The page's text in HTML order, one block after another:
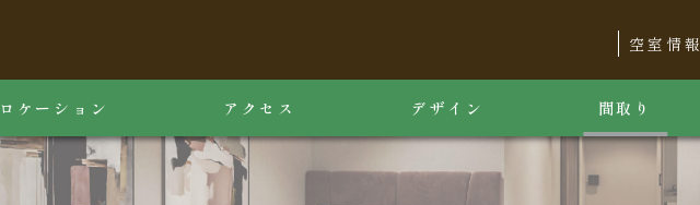
空室情報
ロケーション アクセス デザイン 間取り